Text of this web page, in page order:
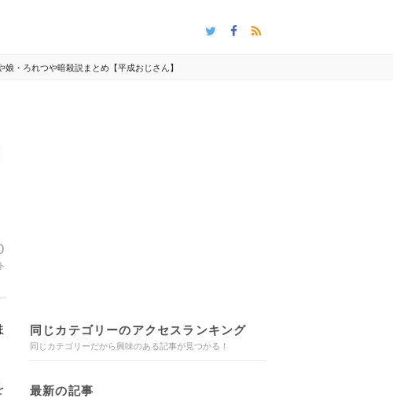
・ろれつや暗殺説まとめ【平成おじさん】
同じカテゴリーのアクセスランキング
同じカテゴリーだから興味のある記事が見つかる！
最新の記事